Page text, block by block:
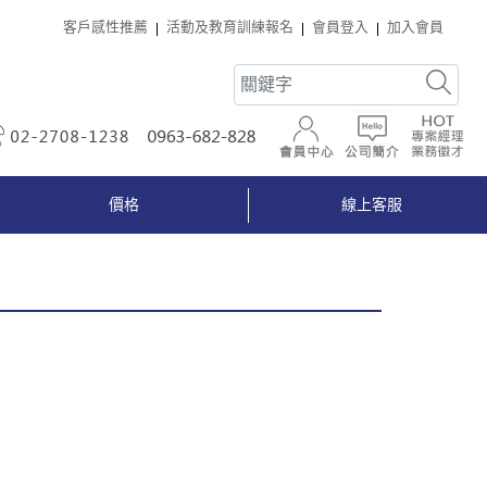
客戶感性推薦 活動及教育訓練報名 會員登入 加入會員
0963-682-828會員中心 公司簡介
價格 線上客服